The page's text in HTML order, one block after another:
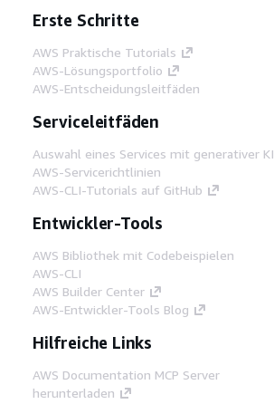
Erste Schritte
AWS Praktische Tutorials
AWS-Lösungsportfolio
AWS-Entscheidungsleitfäden
Serviceleitfäden
Auswahl eines Services mit generativer KI
AWS-Servicerichtlinien
AWS-CLI-Tutorials auf GitHub
Entwickler-Tools
AWS Bibliothek mit Codebeispielen
AWS-CLI
AWS Builder Center
AWS-Entwickler-Tools Blog
Hilfreiche Links
AWS Documentation MCP Server
herunterladen